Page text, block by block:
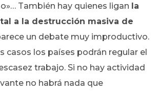
También hay quienes ligan la
a la destrucción masiva de
un debate muy improductivo.
casos los países podrán regular el
trabajo. Si no hay actividad
no habrá nada que